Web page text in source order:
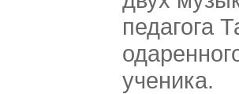
педагога
ученика.